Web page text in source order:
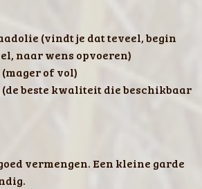
(vindt je dat teveel, begin
naar wens opvoeren)
of vol)
(de beste kwaliteit die beschikbaar
vermengen. Een kleine garde